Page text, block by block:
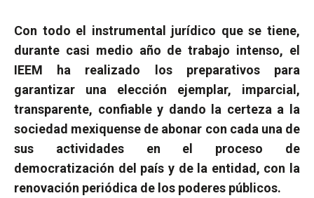
Con todo el instrumental jurídico que se tiene,
durante casi medio año de trabajo intenso, el
IEEM ha realizado los preparativos para
garantizar una elección ejemplar, imparcial,
transparente, confiable y dando la certeza a la
sociedad mexiquense de abonar con cada una de
sus actividades en el proceso de
democratización del país y de la entidad, con la
renovación periódica de los poderes públicos.